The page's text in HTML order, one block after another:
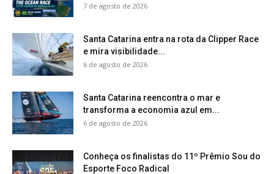
7 de agosto de 2026
Santa Catarina entra na rota da Clipper Race
e mira visibilidade...
6 de agosto de 2026
Santa Catarina reencontra o mar e
transforma a economia azul em...
6 de agosto de 2026
Conheça os finalistas do 11º Prêmio Sou do
Esporte Foco Radical